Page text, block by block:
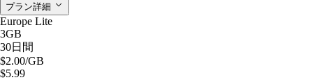
プラン詳細
Europe Lite
3GB
30日間
$2.00/GB
$5.99